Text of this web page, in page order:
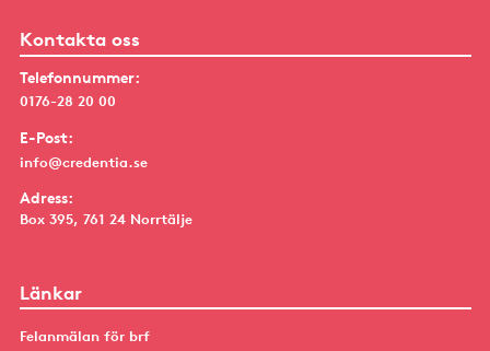
Kontakta oss
Telefonnummer:
0176-28 20 00
E-Post:
info@credentia.se
Adress:
Box 395, 761 24 Norrtälje
Länkar
Felanmälan för brf